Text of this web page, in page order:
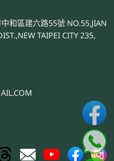
和區建六路55號 NO.55,JIAN
TAIPEI CITY 235,